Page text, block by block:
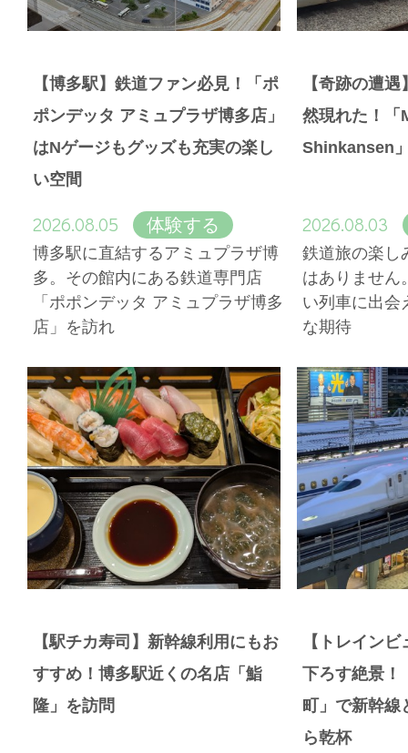
【博多駅】鉄道ファン必見！「ポ
ポンデッタ アミュプラザ博多店」
はNゲージもグッズも充実の楽し
い空間
2026.08.05 体験する
博多駅に直結するアミュプラザ博
多。その館内にある鉄道専門店
「ポポンデッタ アミュプラザ博多
店」を訪れ
【奇跡の遭
然現れた！
Shinkansen
2026.08.03
鉄道旅の楽し
はありません
い列車に出会
な期待
【駅チカ寿司】新幹線利用にもお
すすめ！博多駅近くの名店「鮨
隆」を訪問
【トレイン
下ろす絶景！
町」で新幹線
ら乾杯